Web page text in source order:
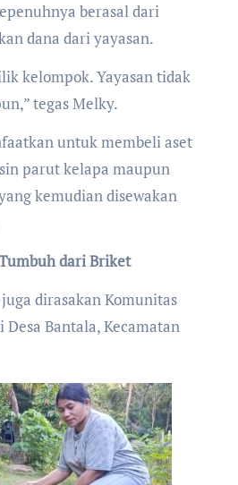
berasal dari
dana dari yayasan.
kelompok. Yayasan tidak
tegas Melky.
untuk membeli aset
parut kelapa maupun
kemudian disewakan
dari Briket
dirasakan Komunitas
Bantala, Kecamatan